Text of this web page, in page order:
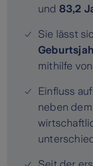
und 83,2
Sie lässt
mithilfe
Einfluss
neben